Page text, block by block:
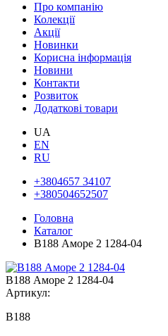
Про компанію
Колекції
Акції
Новинки
Корисна інформація
Новини
Контакти
Розвиток
Додаткові товари
UA
EN
RU
+3804657 34107
+380504652507
Головна
Каталог
B188 Аморе 2 1284-04
B188 Аморе 2 1284-04
Артикул:
В188